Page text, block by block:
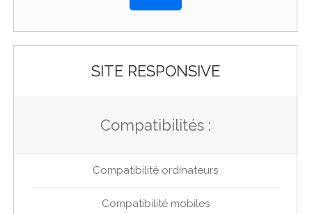
SITE RESPONSIVE
Compatibilités :
Compatibilité ordinateurs
Compatibilité mobiles